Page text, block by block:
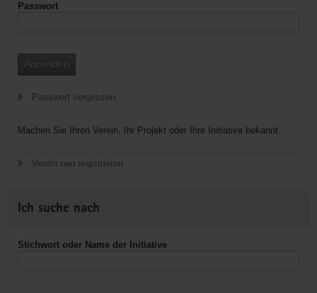
Passwort
Anmelden
Passwort vergessen
Machen Sie Ihren Verein, Ihr Projekt oder Ihre Initiative bekannt.
Verein neu registrieren
Ich suche nach
Stichwort oder Name der Initiative